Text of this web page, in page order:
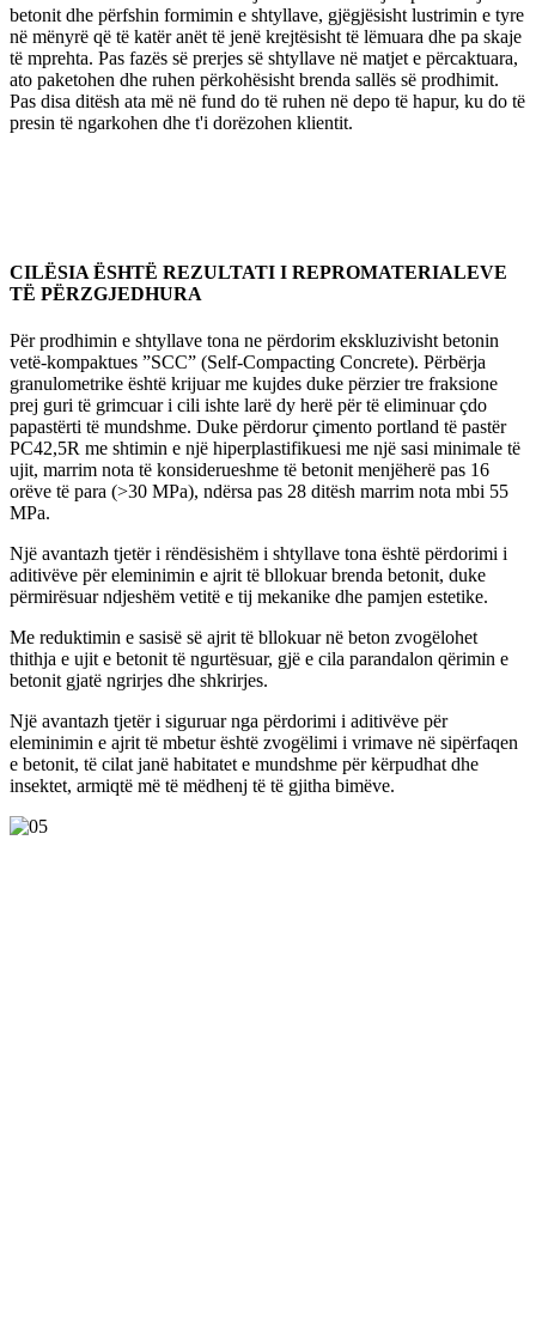
betonit dhe përfshin formimin e shtyllave, gjëgjësisht lustrimin e tyre
në mënyrë që të katër anët të jenë krejtësisht të lëmuara dhe pa skaje
të mprehta. Pas fazës së prerjes së shtyllave në matjet e përcaktuara,
ato paketohen dhe ruhen përkohësisht brenda sallës së prodhimit.
Pas disa ditësh ata më në fund do të ruhen në depo të hapur, ku do të
presin të ngarkohen dhe t'i dorëzohen klientit.
CILËSIA ËSHTË REZULTATI I REPROMATERIALEVE
TË PËRZGJEDHURA
Për prodhimin e shtyllave tona ne përdorim ekskluzivisht betonin
vetë-kompaktues ”SCC” (Self-Compacting Concrete). Përbërja
granulometrike është krijuar me kujdes duke përzier tre fraksione
prej guri të grimcuar i cili ishte larë dy herë për të eliminuar çdo
papastërti të mundshme. Duke përdorur çimento portland të pastër
PC42,5R me shtimin e një hiperplastifikuesi me një sasi minimale të
ujit, marrim nota të konsiderueshme të betonit menjëherë pas 16
orëve të para (>30 MPa), ndërsa pas 28 ditësh marrim nota mbi 55
MPa.
Një avantazh tjetër i rëndësishëm i shtyllave tona është përdorimi i
aditivëve për eleminimin e ajrit të bllokuar brenda betonit, duke
përmirësuar ndjeshëm vetitë e tij mekanike dhe pamjen estetike.
Me reduktimin e sasisë së ajrit të bllokuar në beton zvogëlohet
thithja e ujit e betonit të ngurtësuar, gjë e cila parandalon qërimin e
betonit gjatë ngrirjes dhe shkrirjes.
Një avantazh tjetër i siguruar nga përdorimi i aditivëve për
eleminimin e ajrit të mbetur është zvogëlimi i vrimave në sipërfaqen
e betonit, të cilat janë habitatet e mundshme për kërpudhat dhe
insektet, armiqtë më të mëdhenj të të gjitha bimëve.